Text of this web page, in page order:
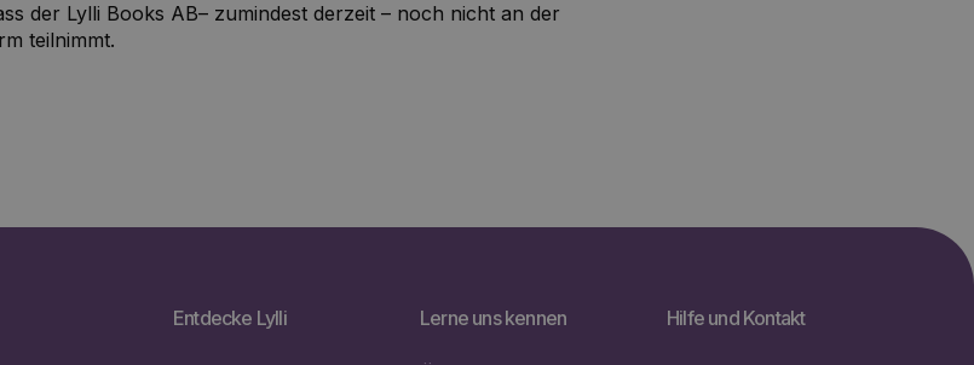
der Lylli Books AB– zumindest derzeit – noch nicht an der
teilnimmt.
Entdecke Lylli Lerne uns kennen Hilfe und Kontakt